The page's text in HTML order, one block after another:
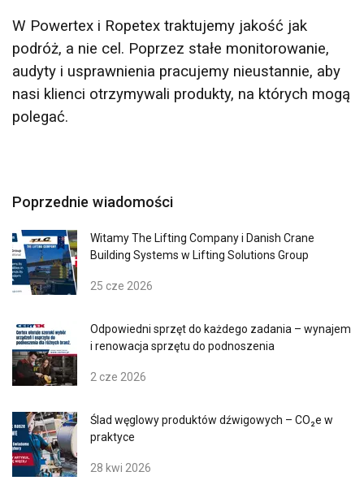
W Powertex i Ropetex traktujemy jakość jak
podróż, a nie cel. Poprzez stałe monitorowanie,
audyty i usprawnienia pracujemy nieustannie, aby
nasi klienci otrzymywali produkty, na których mogą
polegać.
Poprzednie wiadomości
Witamy The Lifting Company i Danish Crane
Building Systems w Lifting Solutions Group
25 cze 2026
Odpowiedni sprzęt do każdego zadania – wynajem
i renowacja sprzętu do podnoszenia
2 cze 2026
Ślad węglowy produktów dźwigowych – CO₂e w
praktyce
28 kwi 2026